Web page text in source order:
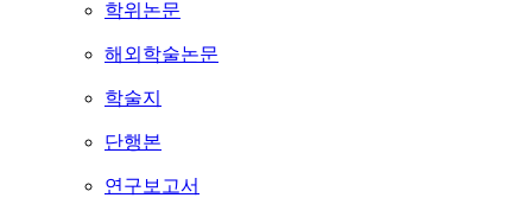
학위논문
해외학술논문
학술지
단행본
연구보고서